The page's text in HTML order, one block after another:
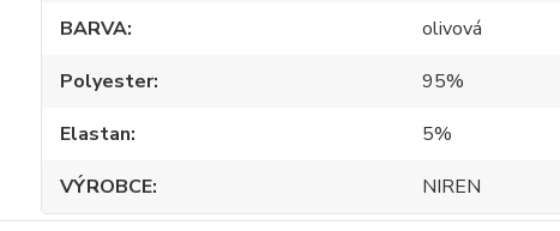
BARVA
olivová
Polyester
95%
Elastan
5%
VÝROBCE
NIREN